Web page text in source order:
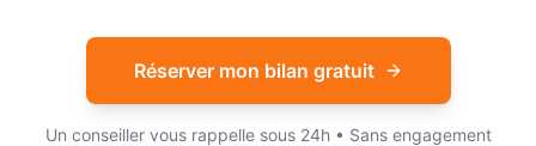
Réserver mon bilan gratuit
Un conseiller vous rappelle sous 24h • Sans engagement